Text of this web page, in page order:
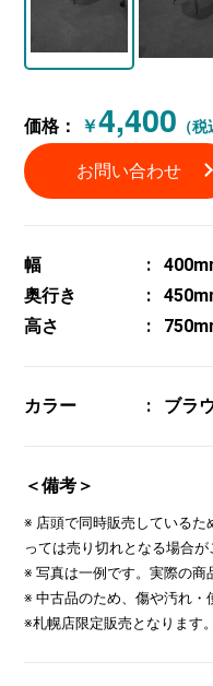
価格： ￥4,400 （税
お問い合わせ
幅
奥行き
高さ
カラー ブラ
＜備考＞
※ 店頭で同時販売しているた
っては売り切れとなる場合が
※ 写真は一例です。実際の商
※ 中古品のため、傷や汚れ・
※札幌店限定販売となります。